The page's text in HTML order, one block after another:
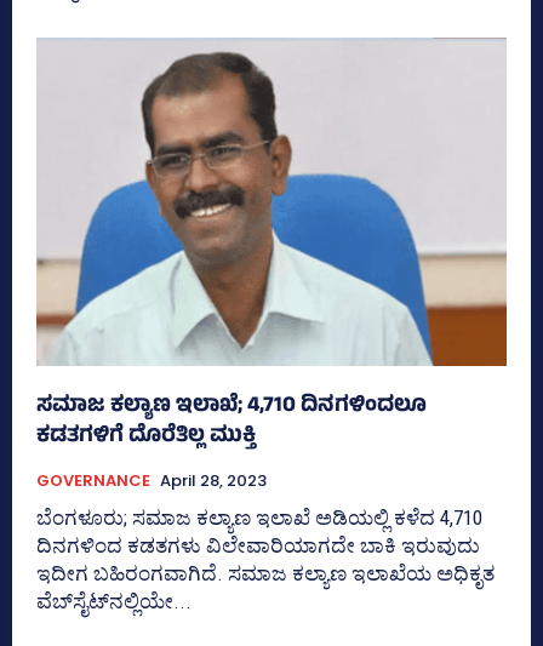
ಸಮಾಜ ಕಲ್ಯಾಣ ಇಲಾಖೆ; 4,710 ದಿನಗಳಿಂದಲೂ
ಕಡತಗಳಿಗೆ ದೊರೆತಿಲ್ಲ ಮುಕ್ತಿ
GOVERNANCE April 28, 2023
ಬೆಂಗಳೂರು; ಸಮಾಜ ಕಲ್ಯಾಣ ಇಲಾಖೆ ಅಡಿಯಲ್ಲಿ ಕಳೆದ 4,710
ದಿನಗಳಿಂದ ಕಡತಗಳು ವಿಲೇವಾರಿಯಾಗದೇ ಬಾಕಿ ಇರುವುದು
ಇದೀಗ ಬಹಿರಂಗವಾಗಿದೆ. ಸಮಾಜ ಕಲ್ಯಾಣ ಇಲಾಖೆಯ ಅಧಿಕೃತ
ವೆಬ್‌ಸೈಟ್‌ನಲ್ಲಿಯೇ...